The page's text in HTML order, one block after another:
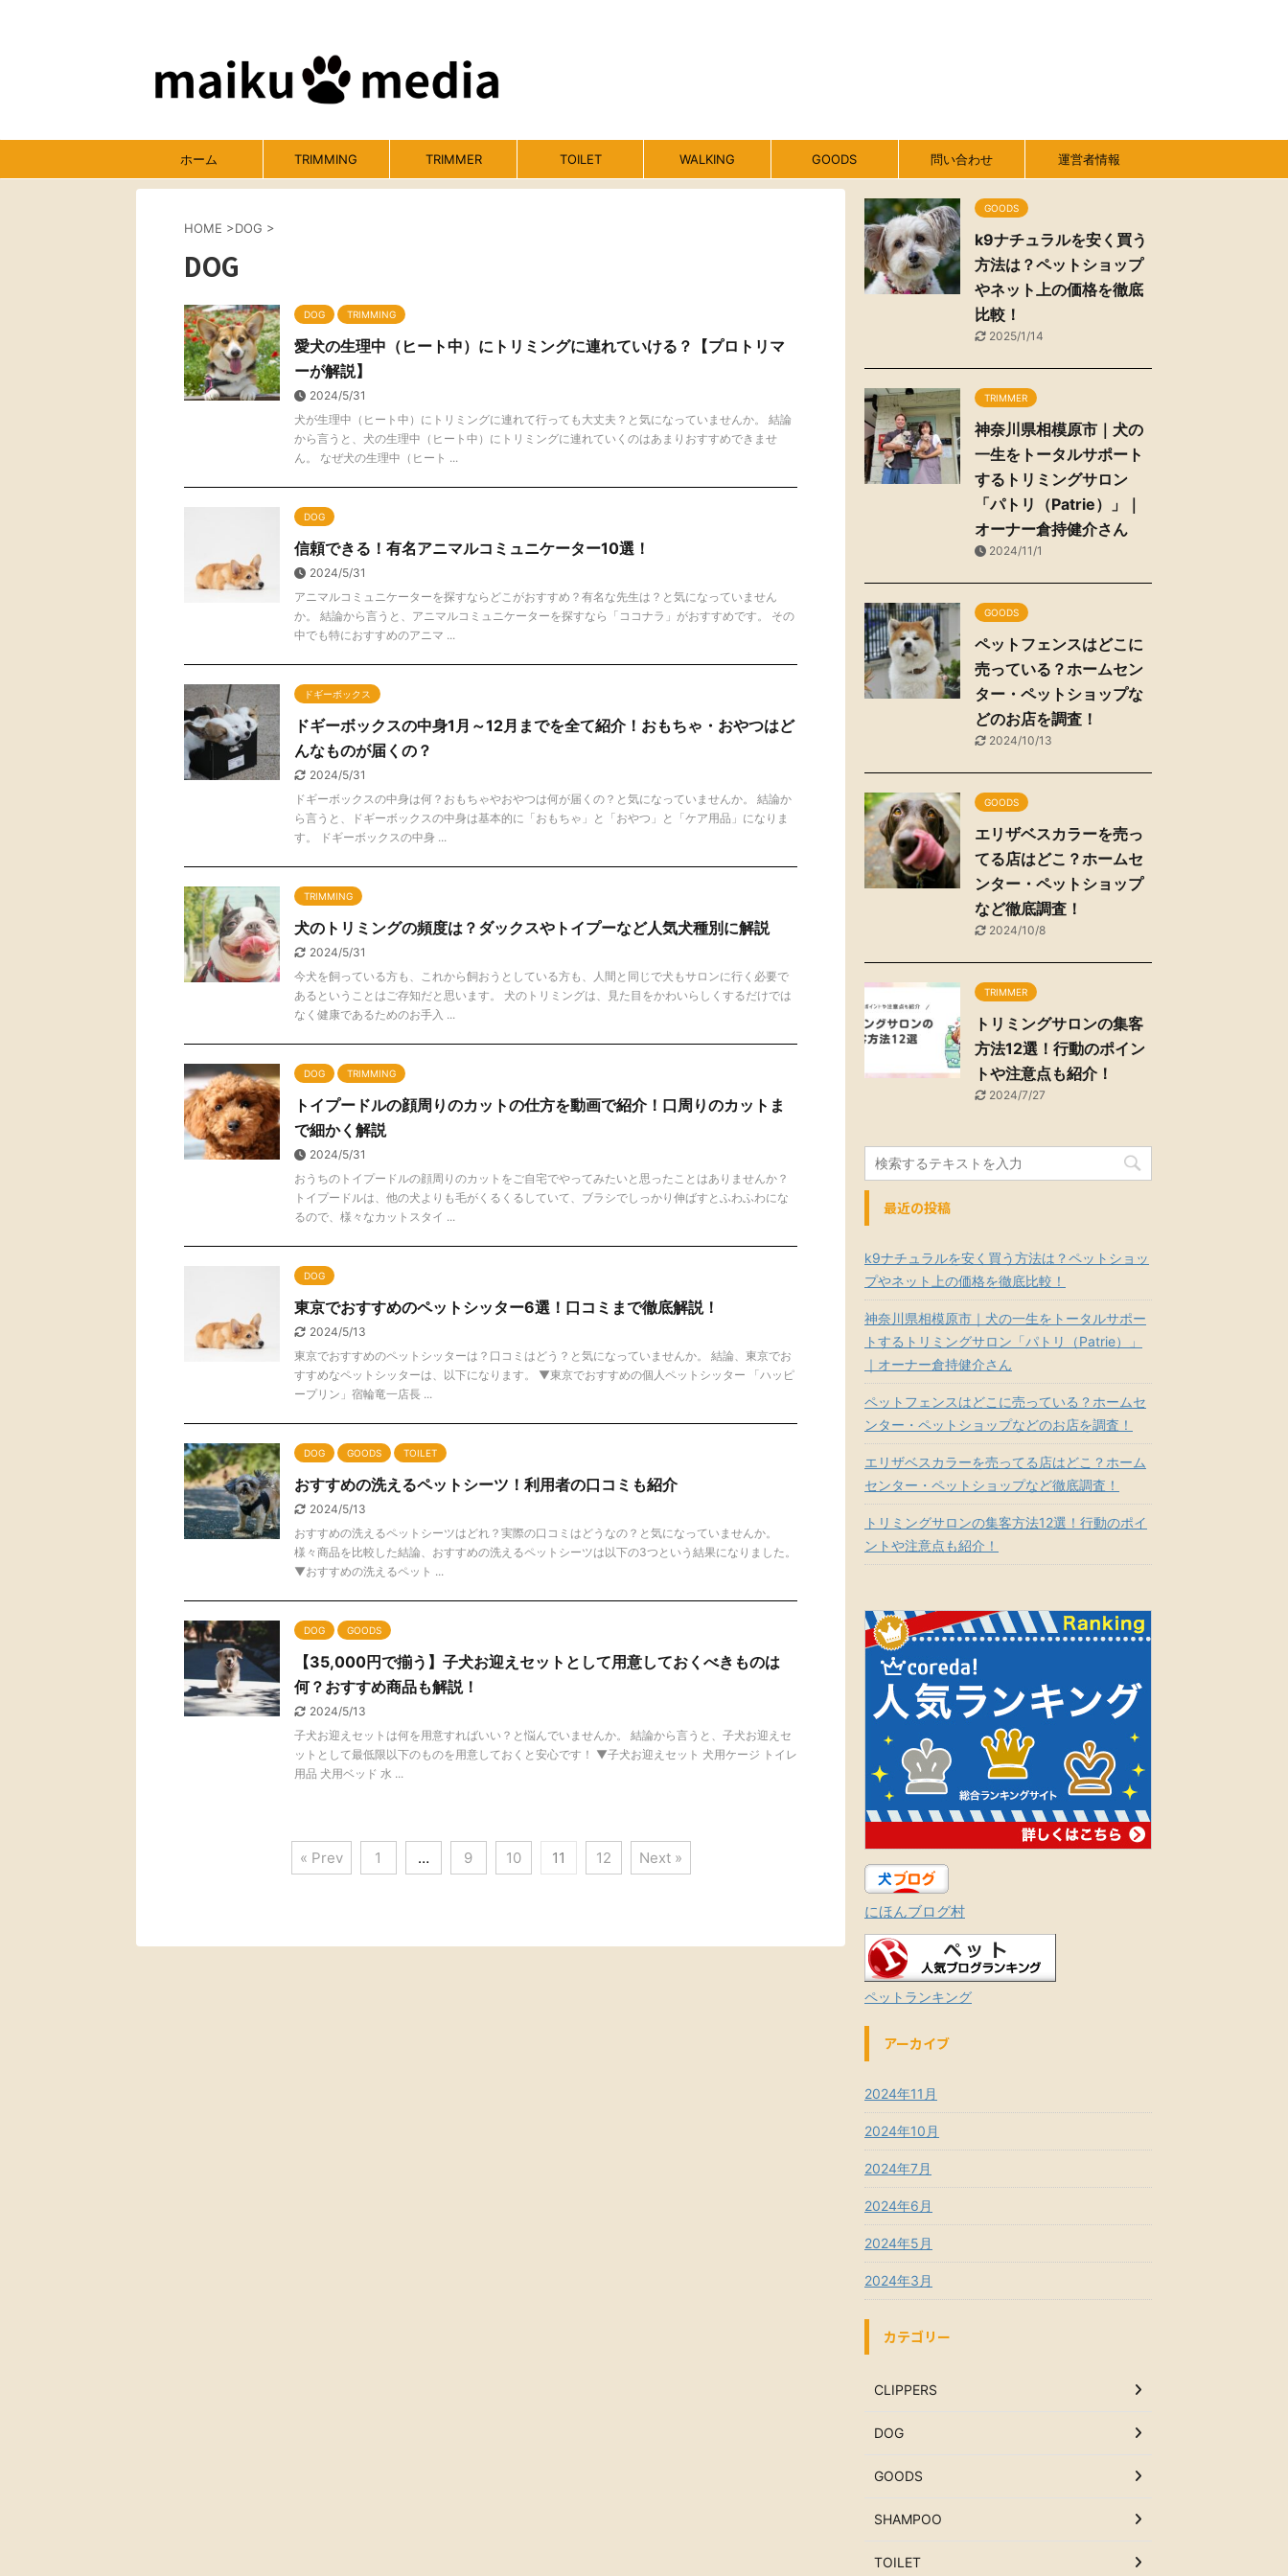
ホーム TRIMMING TRIMMER TOILET WALKING GOODS 問い合わせ 運営者情報
HOME >DOG >
DOG
DOG TRIMMING
愛犬の生理中（ヒート中）にトリミングに連れていける？【プロトリマ
ーが解説】
2024/5/31
犬が生理中（ヒート中）にトリミングに連れて行っても大丈夫？と気になっていませんか。 結論
から言うと、犬の生理中（ヒート中）にトリミングに連れていくのはあまりおすすめできませ
ん。 なぜ犬の生理中（ヒート ...
DOG
信頼できる！有名アニマルコミュニケーター10選！
2024/5/31
アニマルコミュニケーターを探すならどこがおすすめ？有名な先生は？と気になっていません
か。 結論から言うと、アニマルコミュニケーターを探すなら「ココナラ」がおすすめです。 その
中でも特におすすめのアニマ ...
ドギーボックス
ドギーボックスの中身1月～12月までを全て紹介！おもちゃ・おやつはど
んなものが届くの？
2024/5/31
ドギーボックスの中身は何？おもちゃやおやつは何が届くの？と気になっていませんか。 結論か
ら言うと、ドギーボックスの中身は基本的に「おもちゃ」と「おやつ」と「ケア用品」になりま
す。 ドギーボックスの中身 ...
TRIMMING
犬のトリミングの頻度は？ダックスやトイプーなど人気犬種別に解説
2024/5/31
今犬を飼っている方も、これから飼おうとしている方も、人間と同じで犬もサロンに行く必要で
あるということはご存知だと思います。 犬のトリミングは、見た目をかわいらしくするだけでは
なく健康であるためのお手入 ...
DOG TRIMMING
トイプードルの顔周りのカットの仕方を動画で紹介！口周りのカットま
で細かく解説
2024/5/31
おうちのトイプードルの顔周りのカットをご自宅でやってみたいと思ったことはありませんか？
トイプードルは、他の犬よりも毛がくるくるしていて、ブラシでしっかり伸ばすとふわふわにな
るので、様々なカットスタイ ...
DOG
東京でおすすめのペットシッター6選！口コミまで徹底解説！
2024/5/13
東京でおすすめのペットシッターは？口コミはどう？と気になっていませんか。 結論、東京でお
すすめなペットシッターは、以下になります。 ▼東京でおすすめの個人ペットシッター 「ハッピ
ープリン」宿輪竜一店長 ...
DOG GOODS TOILET
おすすめの洗えるペットシーツ！利用者の口コミも紹介
2024/5/13
おすすめの洗えるペットシーツはどれ？実際の口コミはどうなの？と気になっていませんか。
様々商品を比較した結論、おすすめの洗えるペットシーツは以下の3つという結果になりました。
▼おすすめの洗えるペット ...
DOG GOODS
【35,000円で揃う】子犬お迎えセットとして用意しておくべきものは
何？おすすめ商品も解説！
2024/5/13
子犬お迎えセットは何を用意すればいい？と悩んでいませんか。 結論から言うと、子犬お迎えセ
ットとして最低限以下のものを用意しておくと安心です！ ▼子犬お迎えセット 犬用ケージ トイレ
用品 犬用ベッド 水 ...
« Prev 1 … 9 10 11 12 Next »
GOODS
k9ナチュラルを安く買う
方法は？ペットショップ
やネット上の価格を徹底
比較！
2025/1/14
TRIMMER
神奈川県相模原市｜犬の
一生をトータルサポート
するトリミングサロン
「パトリ（Patrie）」｜
オーナー倉持健介さん
2024/11/1
GOODS
ペットフェンスはどこに
売っている？ホームセン
ター・ペットショップな
どのお店を調査！
2024/10/13
GOODS
エリザベスカラーを売っ
てる店はどこ？ホームセ
ンター・ペットショップ
など徹底調査！
2024/10/8
TRIMMER
トリミングサロンの集客
方法12選！行動のポイン
トや注意点も紹介！
2024/7/27
最近の投稿
k9ナチュラルを安く買う方法は？ペットショッ
プやネット上の価格を徹底比較！
神奈川県相模原市｜犬の一生をトータルサポー
トするトリミングサロン「パトリ（Patrie）」
｜オーナー倉持健介さん
ペットフェンスはどこに売っている？ホームセ
ンター・ペットショップなどのお店を調査！
エリザベスカラーを売ってる店はどこ？ホーム
センター・ペットショップなど徹底調査！
トリミングサロンの集客方法12選！行動のポイ
ントや注意点も紹介！
にほんブログ村
ペットランキング
アーカイブ
2024年11月
2024年10月
2024年7月
2024年6月
2024年5月
2024年3月
カテゴリー
CLIPPERS
DOG
GOODS
SHAMPOO
TOILET